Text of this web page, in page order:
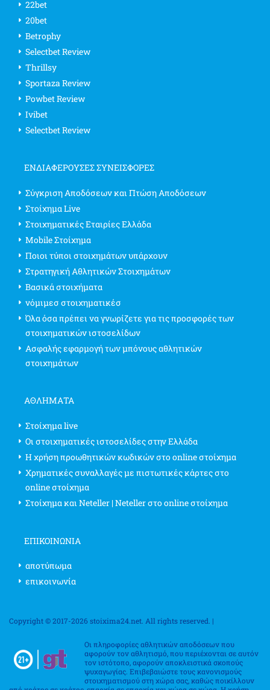
22bet
20bet
Betrophy
Selectbet Review
Thrillsy
Sportaza Review
Powbet Review
Ivibet
Selectbet Review
ΕΝΔΙΑΦΈΡΟΥΣΕΣ ΣΥΝΕΙΣΦΟΡΈΣ
Σύγκριση Αποδόσεων και Πτώση Αποδόσεων
Στοίχημα Live
Στοιχηματικές Εταιρίες Ελλάδα
Mobile Στοίχημα
Ποιοι τύποι στοιχημάτων υπάρχουν
Στρατηγική Αθλητικών Στοιχημάτων
Βασικά στοιχήματα
νόμιμεσ στοιχηματικέσ
Όλα όσα πρέπει να γνωρίζετε για τις προσφορές των
στοιχηματικών ιστοσελίδων
Ασφαλής εφαρμογή των μπόνους αθλητικών
στοιχημάτων
ΑΘΛΗΜΑΤΑ
Στοίχημα live
Οι στοιχηματικές ιστοσελίδες στην Ελλάδα
Η χρήση προωθητικών κωδικών στο online στοίχημα
Χρηματικές συναλλαγές με πιστωτικές κάρτες στο
online στοίχημα
Στοίχημα και Neteller | Neteller στο online στοίχημα
ΕΠΙΚΟΙΝΩΝΊΑ
αποτύπωμα
επικοινωνία
Copyright © 2017-2026 stoixima24.net. All rights reserved. |
Οι πληροφορίες αθλητικών αποδόσεων που
αφορούν τον αθλητισμό, που περιέχονται σε αυτόν
τον ιστότοπο, αφορούν αποκλειστικά σκοπούς
ψυχαγωγίας. Επιβεβαιώστε τους κανονισμούς
στοιχηματισμού στη χώρα σας, καθώς ποικίλλουν